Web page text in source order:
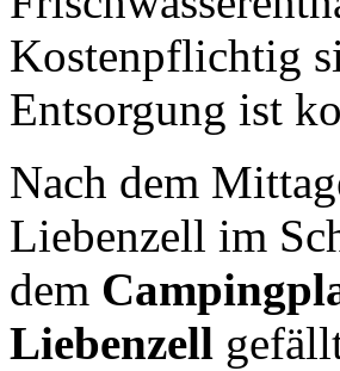
Kostenpflichtig
Entsorgung ist
Nach dem
Liebenzell im
dem
Liebenzell